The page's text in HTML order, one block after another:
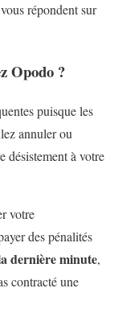
répondent sur
Opodo ?
puisque les
annuler ou
désistement à votre
votre
des pénalités
dernière minute,
contracté une